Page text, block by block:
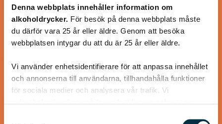
Denna webbplats innehåller information om
alkoholdrycker. För besök på denna webbplats måste
du därför vara 25 år eller äldre. Genom att besöka
webbplatsen intygar du att du är 25 år eller äldre.
Vi använder enhetsidentifierare för att anpassa innehållet
och annonserna till användarna, tillhandahålla funktioner
för sociala medier och analysera vår trafik. Vi